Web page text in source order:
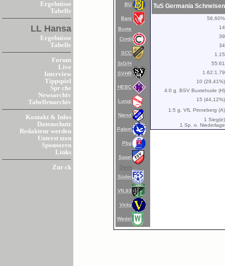
Ergebnisse
Tabelle
LL Hansa
Ergebnisse
Tabelle
Forum
Live
Interview
Tippspiel
Spr che
Newsarchiv
Tabellenarchiv
Kontakt & Infos
Datenschutz
Redakteur werden
Unterst tzen
Sponsoren
Links
Zur ck
BU
Bars
Buxte
Cordi
SCC
StG/H
SVHR
HEBC
Lurup
Niend
Palom
Pbg
Sasel
Germ
Süder
VfL93
Vicky
Wedel
TuS Germania Schnelsen
58,60%
14
39
34
1.15
55:61
1.62:1.79
10 (29,41%)
4:0 g. BSV Buxtehude (H)
15 (44,12%)
1:5 g. VfL Pinneberg (A)
1 Sieg(e)
1 Sp. o. Niederlage